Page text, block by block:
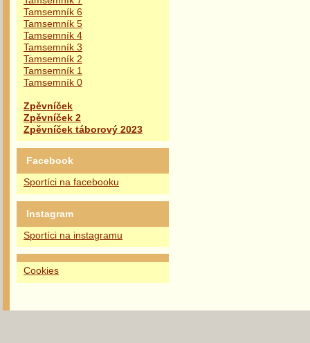
Tamsemník 6
Tamsemník 5
Tamsemník 4
Tamsemník 3
Tamsemník 2
Tamsemník 1
Tamsemník 0
Zpěvníček
Zpěvníček 2
Zpěvníček táborový 2023
Facebook
Sportíci na facebooku
Instagram
Sportíci na instagramu
Cookies